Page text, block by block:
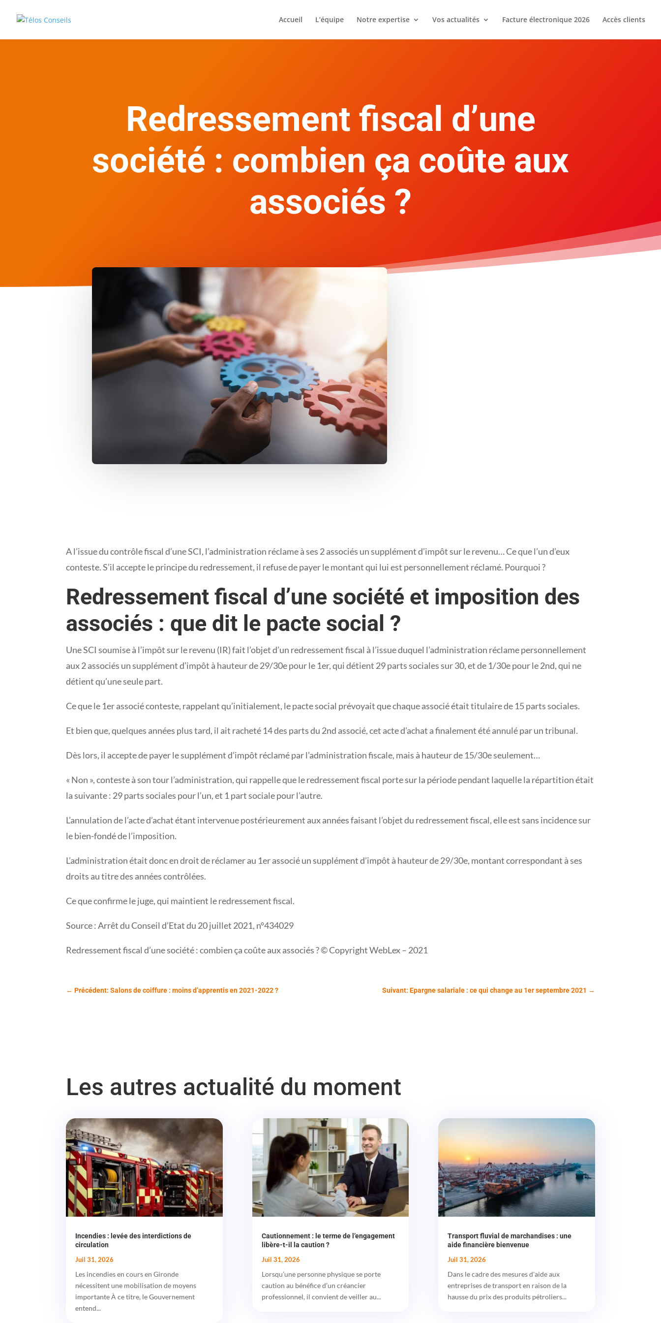
Accueil L’équipe Notre expertise Vos actualités Facture électronique 2026 Accès clients
Redressement fiscal d’une
société : combien ça coûte aux
associés ?
A l’issue du contrôle fiscal d’une SCI, l’administration réclame à ses 2 associés un supplément d’impôt sur le revenu… Ce que l’un d’eux
conteste. S’il accepte le principe du redressement, il refuse de payer le montant qui lui est personnellement réclamé. Pourquoi ?
Redressement fiscal d’une société et imposition des
associés : que dit le pacte social ?
Une SCI soumise à l’impôt sur le revenu (IR) fait l’objet d’un redressement fiscal à l’issue duquel l’administration réclame personnellement
aux 2 associés un supplément d’impôt à hauteur de 29/30e pour le 1er, qui détient 29 parts sociales sur 30, et de 1/30e pour le 2nd, qui ne
détient qu’une seule part.
Ce que le 1er associé conteste, rappelant qu’initialement, le pacte social prévoyait que chaque associé était titulaire de 15 parts sociales.
Et bien que, quelques années plus tard, il ait racheté 14 des parts du 2nd associé, cet acte d’achat a finalement été annulé par un tribunal.
Dès lors, il accepte de payer le supplément d’impôt réclamé par l’administration fiscale, mais à hauteur de 15/30e seulement…
« Non », conteste à son tour l’administration, qui rappelle que le redressement fiscal porte sur la période pendant laquelle la répartition était
la suivante : 29 parts sociales pour l’un, et 1 part sociale pour l’autre.
L’annulation de l’acte d’achat étant intervenue postérieurement aux années faisant l’objet du redressement fiscal, elle est sans incidence sur
le bien-fondé de l’imposition.
L’administration était donc en droit de réclamer au 1er associé un supplément d’impôt à hauteur de 29/30e, montant correspondant à ses
droits au titre des années contrôlées.
Ce que confirme le juge, qui maintient le redressement fiscal.
Source : Arrêt du Conseil d’Etat du 20 juillet 2021, n°434029
Redressement fiscal d’une société : combien ça coûte aux associés ? © Copyright WebLex – 2021
←Précédent: Salons de coiffure : moins d’apprentis en 2021-2022 ? Suivant: Epargne salariale : ce qui change au 1er septembre 2021 →
Les autres actualité du moment
Incendies : levée des interdictions de
circulation
Juil 31, 2026
Les incendies en cours en Gironde
nécessitent une mobilisation de moyens
importante À ce titre, le Gouvernement
entend...
Cautionnement : le terme de l’engagement
libère-t-il la caution ?
Juil 31, 2026
Lorsqu’une personne physique se porte
caution au bénéfice d’un créancier
professionnel, il convient de veiller au...
Transport fluvial de marchandises : une
aide financière bienvenue
Juil 31, 2026
Dans le cadre des mesures d'aide aux
entreprises de transport en raison de la
hausse du prix des produits pétroliers...